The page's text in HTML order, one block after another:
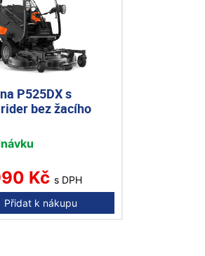
P525DX s
bez žacího
Kč s DPH
Přidat k nákupu